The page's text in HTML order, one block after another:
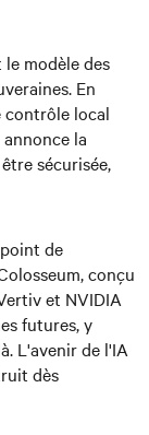
modèle des
En
contrôle local
la
sécurisée,
de
conçu
et NVIDIA
futures, y
L'avenir de l'IA
dès